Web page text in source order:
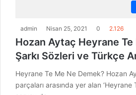
admin Nisan 25, 2021 0 2.126
Hozan Aytaç Heyrane
Şarkı Sözleri ve Türkçe
Heyrane Te Me Ne Demek? Hozan
parçaları arasında yer alan ‘Heyrane